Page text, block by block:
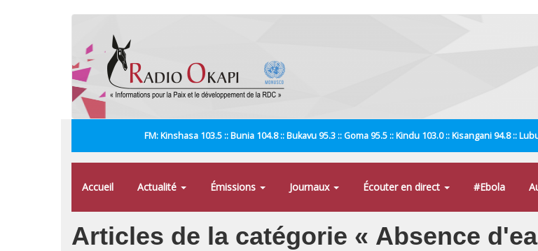
FM: Kinshasa 103.5 :: Bunia 104.8 :: Bukavu 95.3 :: Goma 95.5 :: Kindu 103.0 :: Kisangani 94.8 ::
Accueil Actualité Émissions Journaux Écouter en direct #Ebola
Articles de la catégorie « Absence